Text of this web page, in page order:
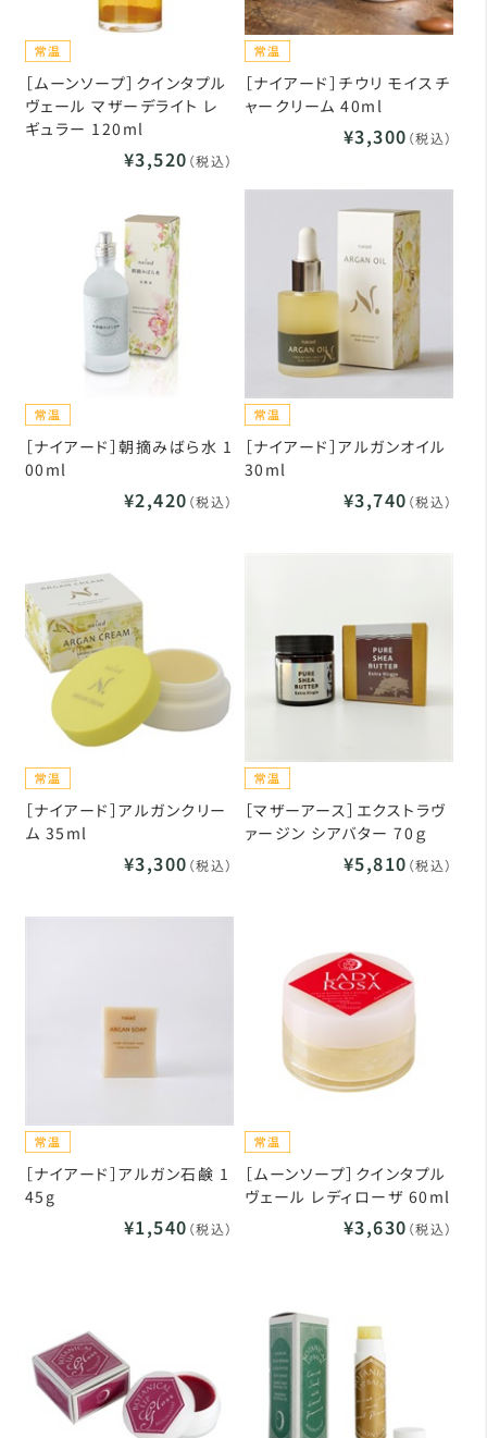
［ムーンソープ］クインタプル
ヴェール マザーデライト レ
ギュラー 120ml
¥3,520 （税込）
［ナイアード］チウリ モイスチ
ャークリーム 40ml
¥3,300 （税込）
［ナイアード］朝摘みばら水 1
00ml
¥2,420 （税込）
［ナイアード］アルガンオイル
30ml
¥3,740 （税込）
［ナイアード］アルガンクリー
ム 35ml
¥3,300 （税込）
［マザーアース］エクストラヴ
ァージン シアバター 70ｇ
¥5,810 （税込）
［ナイアード］アルガン石鹸 1
45g
¥1,540 （税込）
［ムーンソープ］クインタプル
ヴェール レディローザ 60ml
¥3,630 （税込）